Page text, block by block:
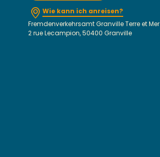
Wie kann ich anreisen?
Fremdenverkehrsamt Granville Terre et Mer
2 rue Lecampion, 50400 Granville